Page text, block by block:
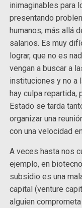
inimaginables para
presentando
humanos, más allá
salarios. Es muy
lograr, que no es
vengan a buscar a
instituciones y no a
hay culpa repartida,
Estado se tarda
organizar una
con una velocidad
A veces hasta nos
ejemplo, en
subsidio es una
capital (venture
alguien